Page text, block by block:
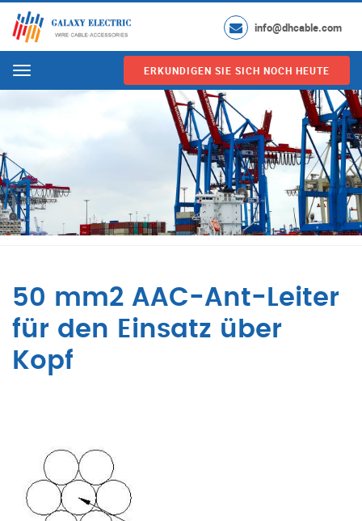
info@dhcable.com
Menu ERKUNDIGEN SIE SICH NOCH HEUTE
50 mm2 AAC-Ant-Leiter
für den Einsatz über
Kopf